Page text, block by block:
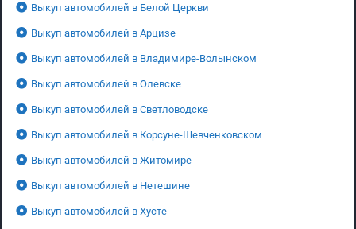
Выкуп автомобилей в Белой Церкви
Выкуп автомобилей в Арцизе
Выкуп автомобилей в Владимире-Волынском
Выкуп автомобилей в Олевске
Выкуп автомобилей в Светловодске
Выкуп автомобилей в Корсуне-Шевченковском
Выкуп автомобилей в Житомире
Выкуп автомобилей в Нетешине
Выкуп автомобилей в Хусте